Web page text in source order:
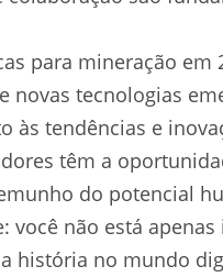
para mineração em
tecnologias
às tendências e
têm a
do potencial
você não está
história no mundo